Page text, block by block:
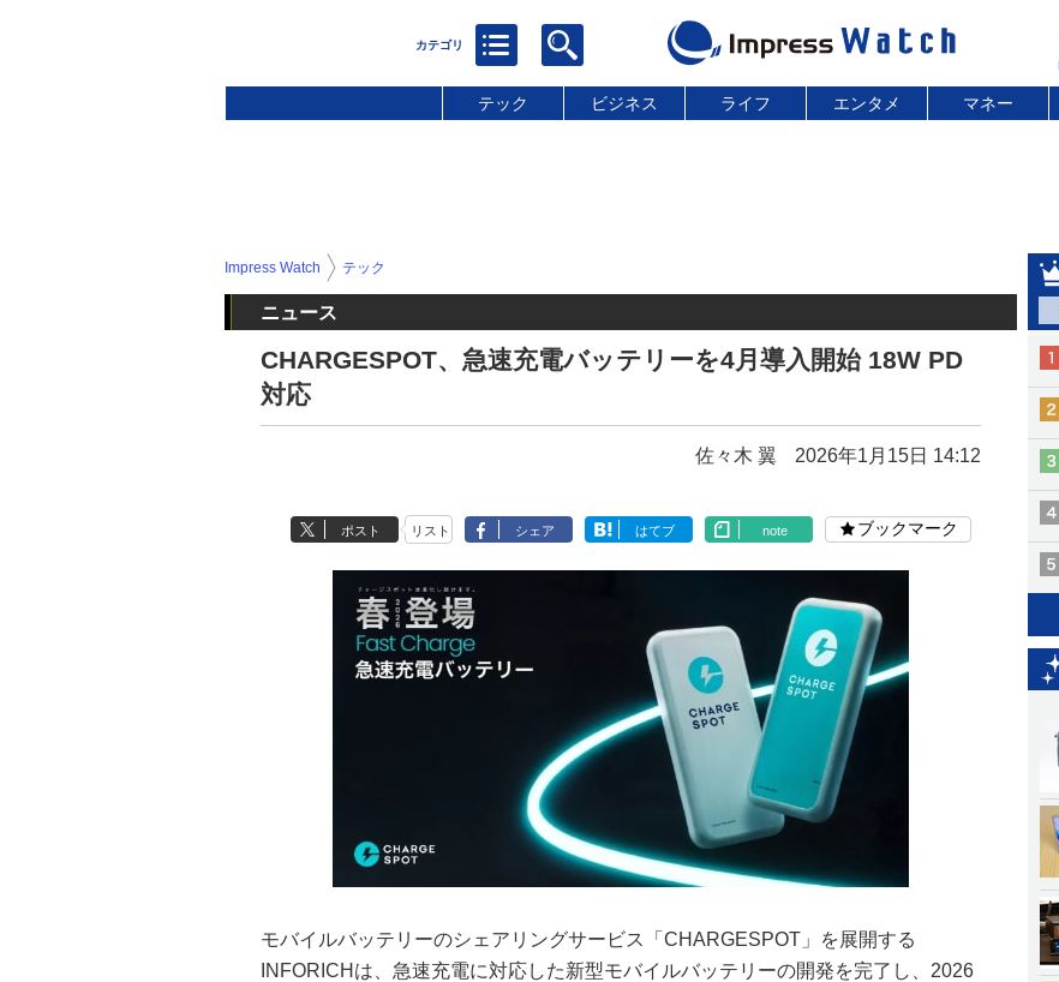
テック ビジネス ライフ エンタメ マネー
Impress Watch テック
ニュース
CHARGESPOT、急速充電バッテリーを4月導入開始 18W PD
対応
佐々木 翼 2026年1月15日 14:12
ポスト リスト シェア はてブ note ブックマーク
モバイルバッテリーのシェアリングサービス「CHARGESPOT」を展開する
INFORICHは、急速充電に対応した新型モバイルバッテリーの開発を完了し、2026